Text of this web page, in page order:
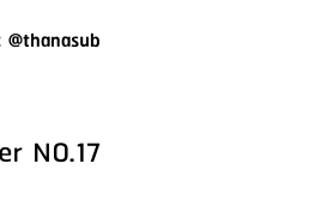
NO.17